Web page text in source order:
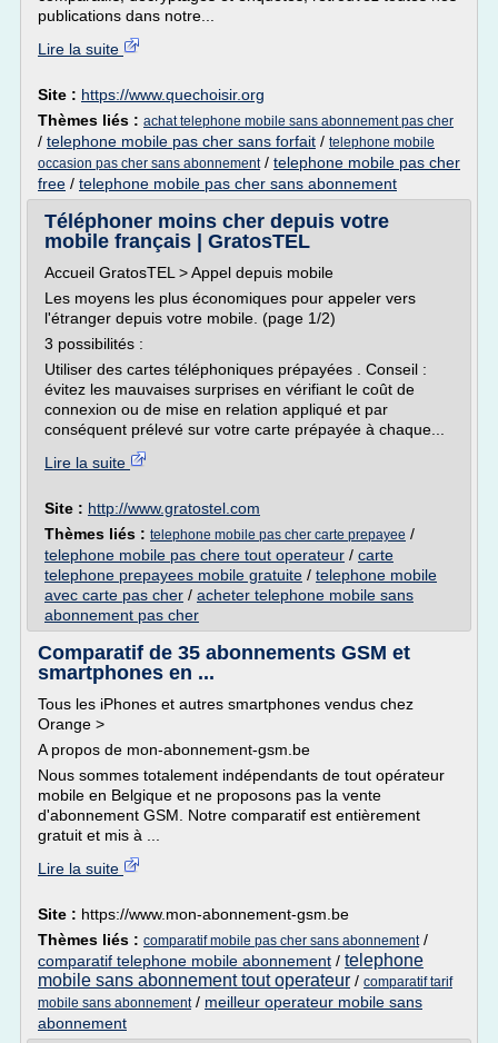
publications dans notre...
Lire la suite
Site : https://www.quechoisir.org
Thèmes liés : achat telephone mobile sans abonnement pas cher
/ telephone mobile pas cher sans forfait / telephone mobile
occasion pas cher sans abonnement/ telephone mobile pas cher
free / telephone mobile pas cher sans abonnement
Téléphoner moins cher depuis votre
mobile français | GratosTEL
Accueil GratosTEL > Appel depuis mobile
Les moyens les plus économiques pour appeler vers
l'étranger depuis votre mobile. (page 1/2)
3 possibilités :
Utiliser des cartes téléphoniques prépayées . Conseil :
évitez les mauvaises surprises en vérifiant le coût de
connexion ou de mise en relation appliqué et par
conséquent prélevé sur votre carte prépayée à chaque...
Lire la suite
Site : http://www.gratostel.com
Thèmes liés : telephone mobile pas cher carte prepayee /
telephone mobile pas chere tout operateur / carte
telephone prepayees mobile gratuite / telephone mobile
avec carte pas cher / acheter telephone mobile sans
abonnement pas cher
Comparatif de 35 abonnements GSM et
smartphones en ...
Tous les iPhones et autres smartphones vendus chez
Orange >
A propos de mon-abonnement-gsm.be
Nous sommes totalement indépendants de tout opérateur
mobile en Belgique et ne proposons pas la vente
d'abonnement GSM. Notre comparatif est entièrement
gratuit et mis à ...
Lire la suite
Site : https://www.mon-abonnement-gsm.be
Thèmes liés : comparatif mobile pas cher sans abonnement/
comparatif telephone mobile abonnement / telephone
mobile sans abonnement tout operateur / comparatif tarif
mobile sans abonnement/ meilleur operateur mobile sans
abonnement